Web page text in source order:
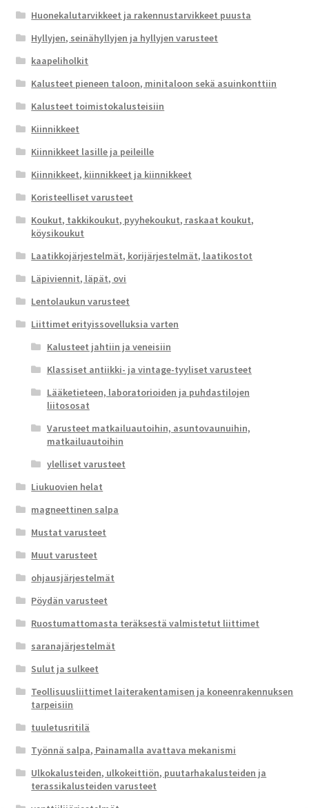
Huonekalutarvikkeet ja rakennustarvikkeet puusta
Hyllyjen, seinähyllyjen ja hyllyjen varusteet
kaapeliholkit
Kalusteet pieneen taloon, minitaloon sekä asuinkonttiin
Kalusteet toimistokalusteisiin
Kiinnikkeet
Kiinnikkeet lasille ja peileille
Kiinnikkeet, kiinnikkeet ja kiinnikkeet
Koristeelliset varusteet
Koukut, takkikoukut, pyyhekoukut, raskaat koukut,
köysikoukut
Laatikkojärjestelmät, korijärjestelmät, laatikostot
Läpiviennit, läpät, ovi
Lentolaukun varusteet
Liittimet erityissovelluksia varten
Kalusteet jahtiin ja veneisiin
Klassiset antiikki- ja vintage-tyyliset varusteet
Lääketieteen, laboratorioiden ja puhdastilojen
liitososat
Varusteet matkailuautoihin, asuntovaunuihin,
matkailuautoihin
ylelliset varusteet
Liukuovien helat
magneettinen salpa
Mustat varusteet
Muut varusteet
ohjausjärjestelmät
Pöydän varusteet
Ruostumattomasta teräksestä valmistetut liittimet
saranajärjestelmät
Sulut ja sulkeet
Teollisuusliittimet laiterakentamisen ja koneenrakennuksen
tarpeisiin
tuuletusritilä
Työnnä salpa, Painamalla avattava mekanismi
Ulkokalusteiden, ulkokeittiön, puutarhakalusteiden ja
terassikalusteiden varusteet